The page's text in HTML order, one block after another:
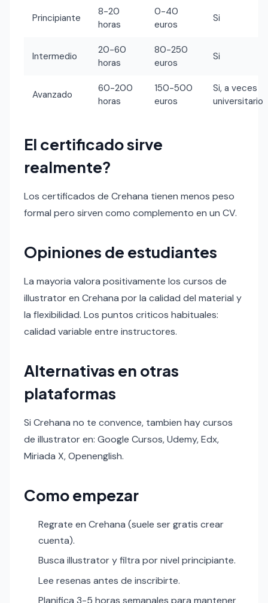
Principiante
8-20
horas
0-40
euros
Si
Intermedio
20-60
horas
80-250
euros
Si
Avanzado
60-200
horas
150-500
euros
Si, a veces
universitario
El certificado sirve
realmente?
Los certificados de Crehana tienen menos peso
formal pero sirven como complemento en un CV.
Opiniones de estudiantes
La mayoria valora positivamente los cursos de
illustrator en Crehana por la calidad del material y
la flexibilidad. Los puntos criticos habituales:
calidad variable entre instructores.
Alternativas en otras
plataformas
Si Crehana no te convence, tambien hay cursos
de illustrator en: Google Cursos, Udemy, Edx,
Miriada X, Openenglish.
Como empezar
Regrate en Crehana (suele ser gratis crear
cuenta).
Busca illustrator y filtra por nivel principiante.
Lee resenas antes de inscribirte.
Planifica 3-5 horas semanales para mantener